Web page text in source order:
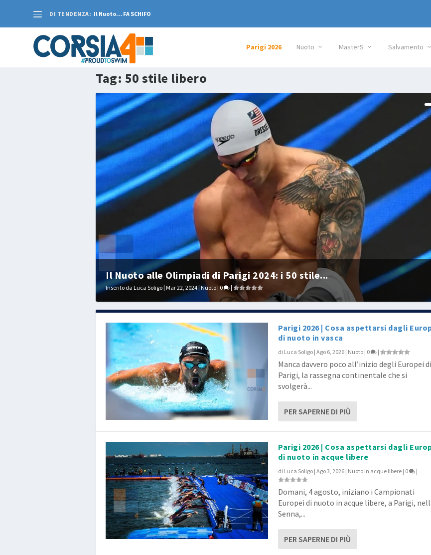
DI TENDENZA: Il Nuoto… FA SCHIFO
Parigi 2026 Nuoto MasterS Salvamento
Tag: 50 stile libero
Il Nuoto alle Olimpiadi di Parigi 2024: i 50 stile...
Inserito da Luca Soligo | Mar 22, 2024|Nuoto|0 |
Storie di Record: i 50 Stile Libero
Inserito daLuca Soligo|Feb 11, 2022|Nuoto 2 |
Parigi 2026 | Cosa aspettarsi dagli
di nuoto in vasca
di Luca Soligo | Ago 6, 2026 | Nuoto | 0 |
Manca davvero poco all’inizio degli Europei di
Parigi, la rassegna continentale che si
svolgerà...
PER SAPERNE DI PIÙ
Parigi 2026 | Cosa aspettarsi dagli
di nuoto in acque libere
di Luca Soligo | Ago 3, 2026 | Nuoto in acque libere | 0 |
Domani, 4 agosto, iniziano i Campionati
Europei di nuoto in acque libere, a Parigi,
Senna,...
PER SAPERNE DI PIÙ